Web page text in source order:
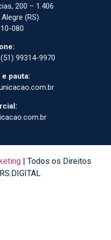
200 – 1.406
(RS)
080
99314-9970
pauta:
| Todos os Direitos